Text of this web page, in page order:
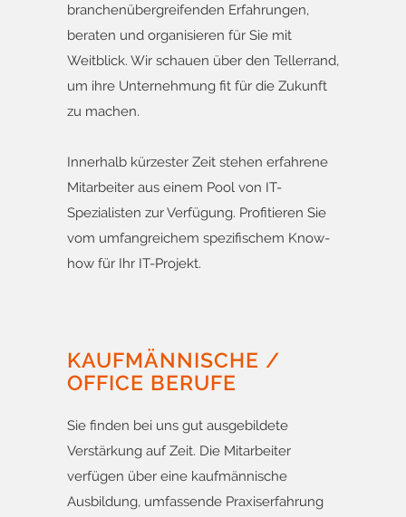
branchenübergreifenden Erfahrungen,
beraten und organisieren für Sie mit
Weitblick. Wir schauen über den Tellerrand,
um ihre Unternehmung fit für die Zukunft
zu machen.
Innerhalb kürzester Zeit stehen erfahrene
Mitarbeiter aus einem Pool von IT-
Spezialisten zur Verfügung. Profitieren Sie
vom umfangreichem spezifischem Know-
how für Ihr IT-Projekt.
KAUFMÄNNISCHE /
OFFICE BERUFE
Sie finden bei uns gut ausgebildete
Verstärkung auf Zeit. Die Mitarbeiter
verfügen über eine kaufmännische
Ausbildung, umfassende Praxiserfahrung